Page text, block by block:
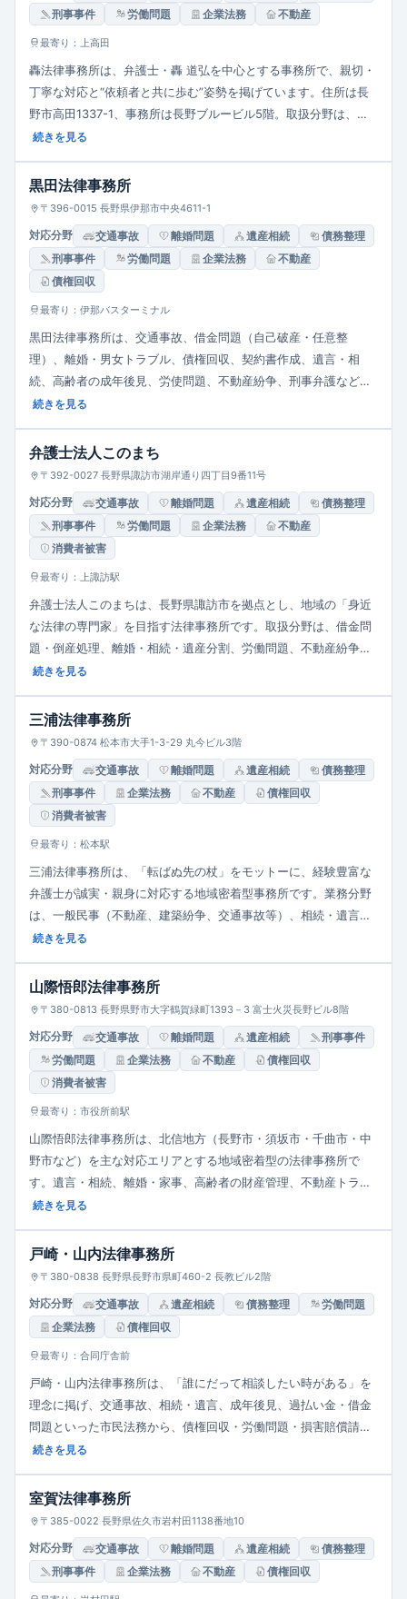
刑事事件
労働問題 企業法務 不動産
最寄り：上高田
轟法律事務所は、弁護士・轟 道弘を中心とする事務所で、親切・
丁寧な対応と“依頼者と共に歩む”姿勢を掲げています。住所は長
野市高田1337-1、事務所は長野ブルービル5階。取扱分野は、離
婚・相続・労働問題・債務整理・交通事故・契約書作成・企業法
防法務（紛争予防）にも力を入れる姿勢が特徴です。
続きを見る
黒田法律事務所
〒396-0015 長野県伊那市中央4611-1
対応分野 交通事故 離婚問題 遺産相続
債務整理
刑事事件
労働問題 企業法務
不動産
債権回収
最寄り：伊那バスターミナル
黒田法律事務所は、交通事故、借金問題（自己破産・任意整
理）、離婚・男女トラブル、債権回収、契約書作成、遺言・相
続、高齢者の成年後見、労使問題、不動産紛争、刑事弁護など多
様な法務を扱う地域型総合法律事務所です。面談形式での相談を
にも対応。迅速・丁寧な対応を重視しています。
続きを見る
弁護士法人このまち
〒392-0027 長野県諏訪市湖岸通り四丁目9番11号
対応分野 交通事故 離婚問題 遺産相続
債務整理
刑事事件
労働問題 企業法務
不動産
消費者被害
最寄り：上諏訪駅
弁護士法人このまちは、長野県諏訪市を拠点とし、地域の「身近
な法律の専門家」を目指す法律事務所です。取扱分野は、借金問
題・倒産処理、離婚・相続・遺産分割、労働問題、不動産紛争、
交通事故、医療過誤、消費者被害、刑事事件、企業法務など多岐
応じた支払い方法（分割など）を柔軟に検討。メール相談は原則
不可で、面談予約制を採用。駐車場を敷地内に５台分確保してい
続きを見る
三浦法律事務所
〒390-0874 松本市大手1-3-29 丸今ビル3階
対応分野 交通事故 離婚問題 遺産相続
債務整理
刑事事件
企業法務 不動産
債権回収
消費者被害
最寄り：松本駅
三浦法律事務所は、「転ばぬ先の杖」をモットーに、経験豊富な
弁護士が誠実・親身に対応する地域密着型事務所です。業務分野
は、一般民事（不動産、建築紛争、交通事故等）、相続・遺言、
離婚・家族問題、債務整理（過払金、個人再生、破産）、成年後
ます。相談料は1時間10,000円、30分単位での対応、法テラス利
用にも対応。事務所は松本駅から徒歩7分、共同駐車場を用意して
います。
続きを見る
山際悟郎法律事務所
〒380-0813 長野県野市大字鶴賀緑町1393－3 富士火災長野ビル8階
対応分野 交通事故 離婚問題 遺産相続
刑事事件
労働問題
企業法務 不動産
債権回収
消費者被害
最寄り：市役所前駅
山際悟郎法律事務所は、北信地方（長野市・須坂市・千曲市・中
野市など）を主な対応エリアとする地域密着型の法律事務所で
す。遺言・相続、離婚・家事、高齢者の財産管理、不動産トラブ
ル、交通事故、借金・債務整理、労働事件、企業法務、刑事弁護
の解決を」の理念を掲げ、相談時間を確保する方式で法律相談料
を明示し、費用面での不安も軽減するよう配慮しています。
続きを見る
戸崎・山内法律事務所
〒380-0838 長野県長野市県町460-2 長教ビル2階
対応分野 交通事故 遺産相続 債務整理
労働問題
企業法務
債権回収
最寄り：合同庁舎前
戸崎・山内法律事務所は、「誰にだって相談したい時がある」を
理念に掲げ、交通事故、相続・遺言、成年後見、過払い金・借金
問題といった市民法務から、債権回収・労働問題・損害賠償請求
などの企業法務にも対応する総合型事務所です。営業時間は平日
駐車場を備え、アクセスに配慮。
続きを見る
室賀法律事務所
〒385-0022 長野県佐久市岩村田1138番地10
対応分野 交通事故 離婚問題 遺産相続
債務整理
刑事事件
企業法務 不動産 債権回収